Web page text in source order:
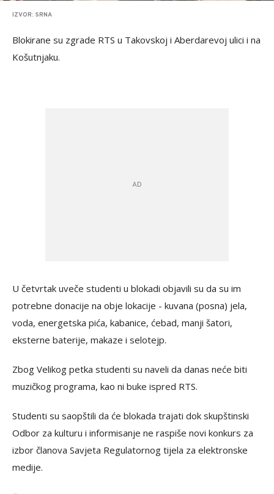
IZVOR: SRNA
Blokirane su zgrade RTS u Takovskoj i Aberdarevoj ulici i na
Košutnjaku.
U četvrtak uveče studenti u blokadi objavili su da su im
potrebne donacije na obje lokacije - kuvana (posna) jela,
voda, energetska pića, kabanice, ćebad, manji šatori,
eksterne baterije, makaze i selotejp.
Zbog Velikog petka studenti su naveli da danas neće biti
muzičkog programa, kao ni buke ispred RTS.
Studenti su saopštili da će blokada trajati dok skupštinski
Odbor za kulturu i informisanje ne raspiše novi konkurs za
izbor članova Savjeta Regulatornog tijela za elektronske
medije.